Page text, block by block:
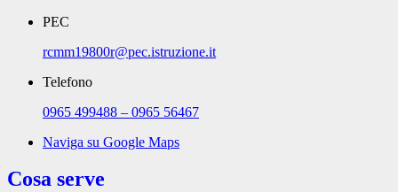
PEC
rcmm19800r@pec.istruzione.it
Telefono
0965 499488 – 0965 56467
Naviga su Google Maps
Cosa serve